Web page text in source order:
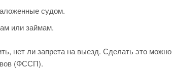
судом.
или займам.
нет ли запрета на выезд. Сделать это можно
(ФССП).